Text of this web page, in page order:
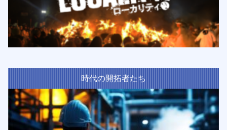
時代の開拓者たち